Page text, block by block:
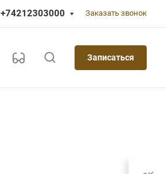
+74212303000 Заказать звонок
Записаться